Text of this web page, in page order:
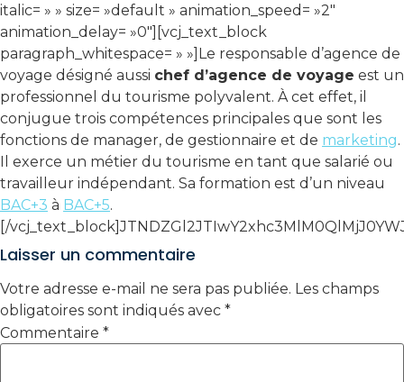
italic= » » size= »default » animation_speed= »2″
animation_delay= »0″][vcj_text_block
paragraph_whitespace= » »]Le responsable d’agence de
voyage désigné aussi chef d’agence de voyage est un
professionnel du tourisme polyvalent. À cet effet, il
conjugue trois compétences principales que sont les
fonctions de manager, de gestionnaire et de marketing.
Il exerce un métier du tourisme en tant que salarié ou
travailleur indépendant. Sa formation est d’un niveau
BAC+3 à BAC+5.
[/
Laisser un commentaire
Votre adresse e-mail ne sera pas publiée. Les champs
obligatoires sont indiqués avec *
Commentaire *